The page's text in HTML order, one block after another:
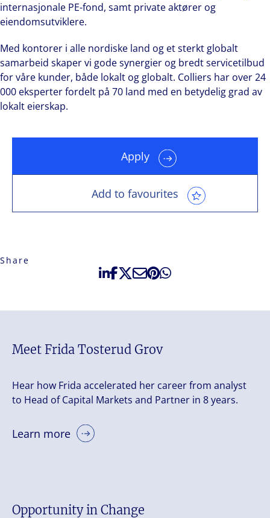
internasjonale PE-fond, samt private aktører og
eiendomsutviklere.
Med kontorer i alle nordiske land og et sterkt globalt
samarbeid skaper vi gode synergier og bredt servicetilbud
for våre kunder, både lokalt og globalt. Colliers har over 24
000 eksperter fordelt på 70 land med en betydelig grad av
lokalt eierskap.
Apply
Add to favourites
Share
Meet Frida Tosterud Grov
Hear how Frida accelerated her career from analyst
to Head of Capital Markets and Partner in 8 years.
Learn more
Opportunity in Change